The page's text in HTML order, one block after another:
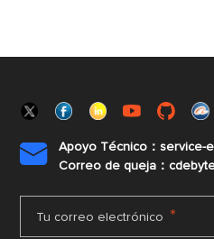

Apoyo Técnico：service-
Correo de queja：
Tu correo electrónico *